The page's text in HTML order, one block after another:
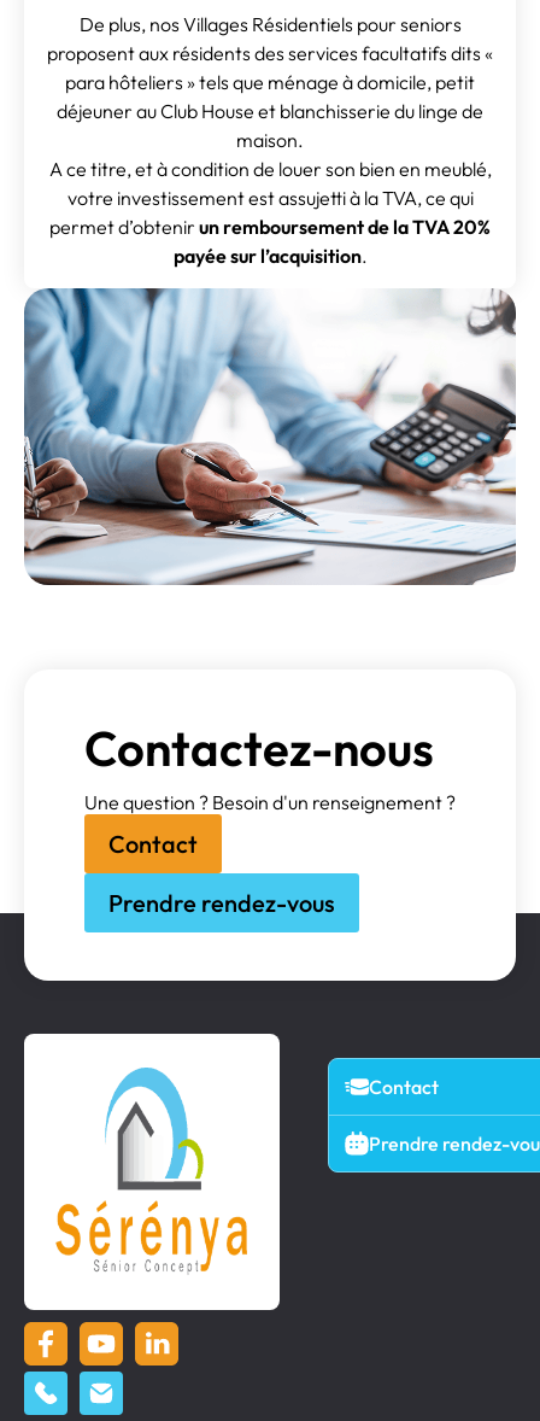
De plus, nos Villages Résidentiels pour seniors
proposent aux résidents des services facultatifs dits «
para hôteliers » tels que ménage à domicile, petit
déjeuner au Club House et blanchisserie du linge de
maison.
A ce titre, et à condition de louer son bien en meublé,
votre investissement est assujetti à la TVA, ce qui
permet d’obtenir un remboursement de la TVA 20%
payée sur l’acquisition.
Contactez-nous
Une question ? Besoin d'un renseignement ?
Contact
Prendre rendez-vous
Contact
Prendre rendez-